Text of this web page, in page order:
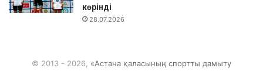
көрінді
28.07.2026
© 2013 - 2026, «Астана қаласының спортты дамыту